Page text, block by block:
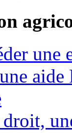
une